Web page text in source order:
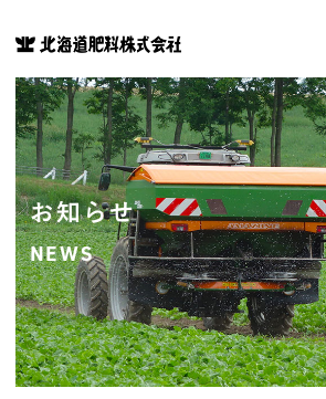
お知らせ
NEWS